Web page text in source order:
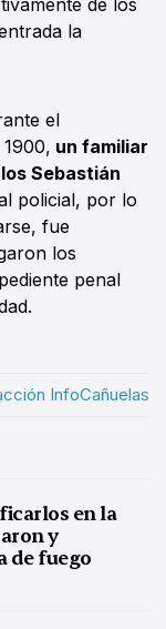
la
el
un familiar
Sebastián
policial, por lo
fue
los
penal
InfoCañuelas
en la
y
de fuego